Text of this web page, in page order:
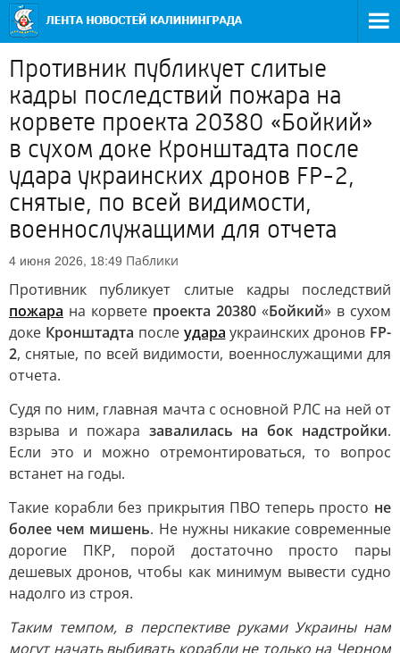
Противник публикует слитые
кадры последствий пожара на
корвете проекта 20380 «Бойкий»
в сухом доке Кронштадта после
удара украинских дронов FP-2,
снятые, по всей видимости,
военнослужащими для отчета
4 июня 2026, 18:49 Паблики
Противник публикует слитые кадры последствий
пожара на корвете проекта 20380 «Бойкий» в сухом
доке Кронштадта после удара украинских дронов FP-
2, снятые, по всей видимости, военнослужащими для
отчета.
Судя по ним, главная мачта с основной РЛС на ней от
взрыва и пожара завалилась на бок надстройки.
Если это и можно отремонтироваться, то вопрос
встанет на годы.
Такие корабли без прикрытия ПВО теперь просто не
более чем мишень. Не нужны никакие современные
дорогие ПКР, порой достаточно просто пары
дешевых дронов, чтобы как минимум вывести судно
надолго из строя.
Таким темпом, в перспективе руками Украины нам
могут начать выбивать корабли не только на Черном